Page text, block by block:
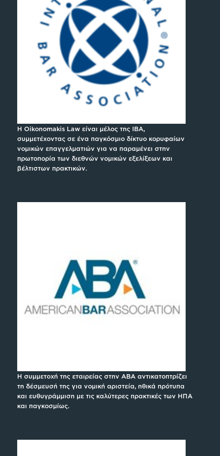
H Oikonomakis Law είναι μέλος της IBA,
συμμετέχοντας σε ένα παγκόσμιο δίκτυο κορυφαίων
νομικών επαγγελματιών για να παραμένει στην
πρωτοπορία των διεθνών νομικών εξελίξεων και
βέλτιστων πρακτικών.
Η συμμετοχή της εταιρείας στην ABA αντικατοπτρίζει
τη δέσμευσή της για νομική αριστεία, ηθικά πρότυπα
και ευθυγράμμιση με τις καλύτερες πρακτικές των ΗΠΑ
και παγκοσμίως.